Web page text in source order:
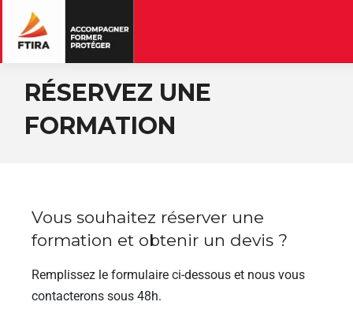
RÉSERVEZ UNE
FORMATION
Vous souhaitez réserver une
formation et obtenir un devis ?
Remplissez le formulaire ci-dessous et nous vous
contacterons sous 48h.